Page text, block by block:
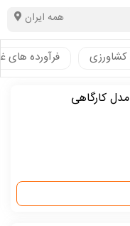
همه ایران
کشاورزی فرآورده های